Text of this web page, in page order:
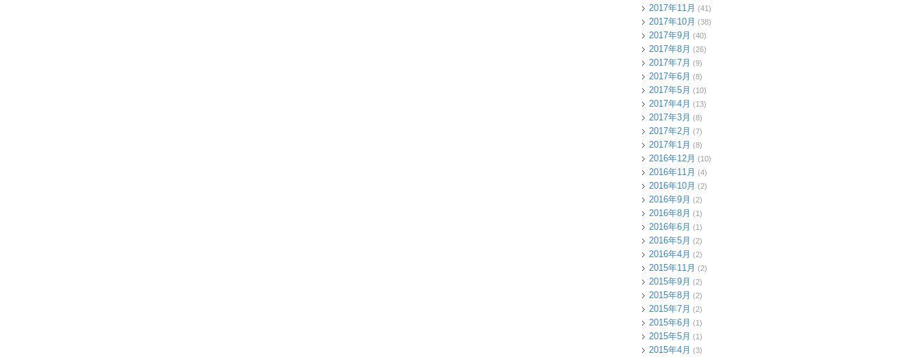
2017年11月 (41)
2017年10月 (38)
2017年9月 (40)
2017年8月 (26)
2017年7月 (9)
2017年6月 (8)
2017年5月 (10)
2017年4月 (13)
2017年3月 (8)
2017年2月 (7)
2017年1月 (8)
2016年12月 (10)
2016年11月 (4)
2016年10月 (2)
2016年9月 (2)
2016年8月 (1)
2016年6月 (1)
2016年5月 (2)
2016年4月 (2)
2015年11月 (2)
2015年9月 (2)
2015年8月 (2)
2015年7月 (2)
2015年6月 (1)
2015年5月 (1)
2015年4月 (3)